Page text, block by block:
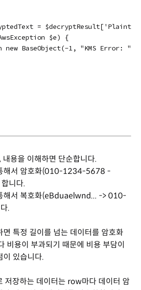
= $decryptResult['Plaintext']; //
$e) {
1, "KMS Error: " . $e-
용을 이해하면 단순합니다.
해서 암호화(010-1234-5678 -
니다.
서 복호화(eBduaelwnd... -> 010-
.
면 특정 길이를 넘는 데이터를 암호화
비용이 부과되기 때문에 비용 부담이
이 있습니다.
저장하는 데이터는 row마다 데이터 암